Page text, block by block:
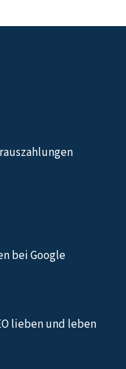
bei Google
lieben und leben